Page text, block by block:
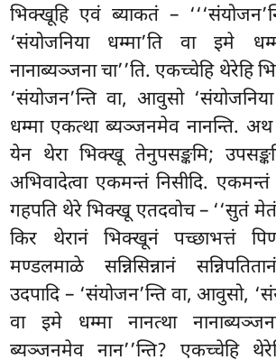
भिक्खूहि एवं ब्याकतं –
‘संयोजनिया धम्मा’ति वा इमे
नानाब्यञ्जना चा’’ति. एकच्चेहि थेरेहि
‘संयोजन’न्ति वा, आवुसो
धम्मा एकत्था ब्यञ्जनमेव नानन्ति. अथ
येन थेरा भिक्खू तेनुपसङ्कमि;
अभिवादेत्वा एकमन्तं निसीदि. एकमन्तं
गहपति थेरे भिक्खू एतदवोच – ‘‘सुतं
किर थेरानं भिक्खूनं पच्छाभत्तं
मण्डलमाळे सन्निसिन्नानं
उदपादि – ‘संयोजन’न्ति वा, आवुसो,
वा इमे धम्मा नानत्था
ब्यञ्जनमेव नान’’न्ति? एकच्चेहि